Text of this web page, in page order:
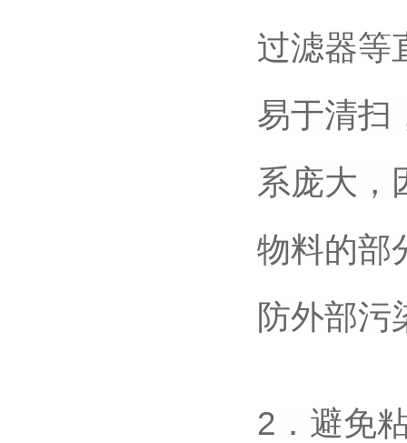
过滤器等
易于清扫
系庞大，
物料的部
防外部污
2．避免